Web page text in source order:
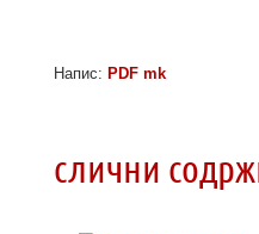
Напис: PDF mk
слични